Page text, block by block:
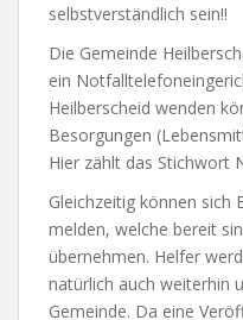
selbstverständlich sein!!
Die Gemeinde
ein
Heilberscheid wenden
Besorgungen
Hier zählt das Stichwort
Gleichzeitig können sich
melden, welche bereit
übernehmen. Helfer
natürlich auch weiterhin
Gemeinde. Da eine